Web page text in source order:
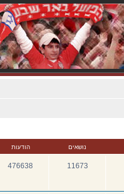
נושאים הודעות
11673
476638